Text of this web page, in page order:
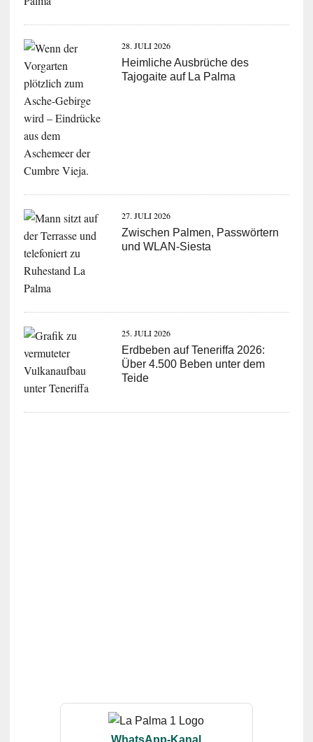
28. JULI 2026
Heimliche Ausbrüche des
Tajogaite auf La Palma
27. JULI 2026
Zwischen Palmen, Passwörtern
und WLAN-Siesta
25. JULI 2026
Erdbeben auf Teneriffa 2026:
Über 4.500 Beben unter dem
Teide